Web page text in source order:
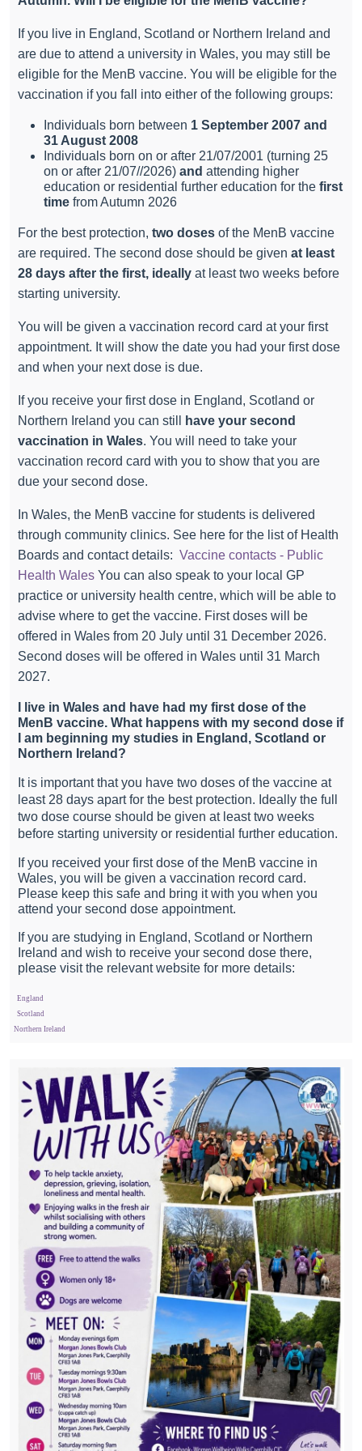
If you live in England, Scotland or Northern Ireland and
are due to attend a university in Wales, you may still be
eligible for the MenB vaccine. You will be eligible for the
vaccination if you fall into either of the following groups:
Individuals born between 1 September 2007 and
31 August 2008
Individuals born on or after 21/07/2001 (turning 25
on or after 21/07//2026) and attending higher
education or residential further education for the first
time from Autumn 2026
For the best protection, two doses of the MenB vaccine
are required. The second dose should be given at least
28 days after the first, ideally at least two weeks before
starting university.
You will be given a vaccination record card at your first
appointment. It will show the date you had your first dose
and when your next dose is due.
If you receive your first dose in England, Scotland or
Northern Ireland you can still
have your second
vaccination in Wales. You will need to take your
vaccination record card with you to show that you are
due your second dose.
In Wales, the MenB vaccine for students is delivered
through community clinics. See here for the list of Health
Boards and contact details: Vaccine contacts - Public
Health Wales You can also speak to your local GP
practice or university health centre, which will be able to
advise where to get the vaccine. First doses will be
offered in Wales from 20 July until 31 December 2026.
Second doses will be offered in Wales until 31 March
2027.
I live in Wales and have had my first dose of the
MenB vaccine. What happens with my second dose if
I am beginning my studies in England, Scotland or
Northern Ireland?
It is important that you have two doses of the vaccine at
least 28 days apart for the best protection. Ideally the full
two dose course should be given at least two weeks
before starting university or residential further education.
If you received your first dose of the MenB vaccine in
Wales, you will be given a vaccination record card.
Please keep this safe and bring it with you when you
attend your second dose appointment.
If you are studying in England, Scotland or Northern
Ireland and wish to receive your second dose there,
please visit the relevant website for more details:
England
Scotland
Northern Ireland